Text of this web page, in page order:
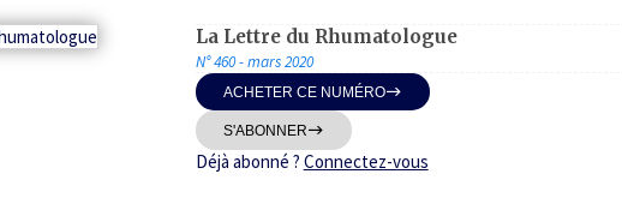
La Lettre du Rhumatologue
N° 460 - mars 2020
ACHETER CE NUMÉRO
S'ABONNER
Déjà abonné ? Connectez-vous